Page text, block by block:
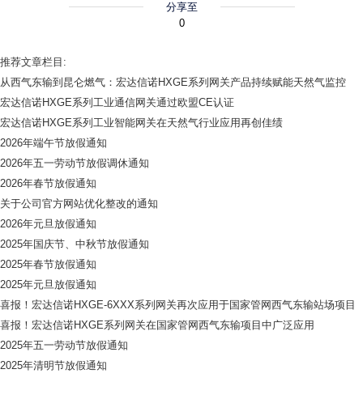
分享至
0
推荐文章栏目:
从西气东输到昆仑燃气：宏达信诺HXGE系列网关产品持续赋能天然气监控
宏达信诺HXGE系列工业通信网关通过欧盟CE认证
宏达信诺HXGE系列工业智能网关在天然气行业应用再创佳绩
2026年端午节放假通知
2026年五一劳动节放假调休通知
2026年春节放假通知
关于公司官方网站优化整改的通知
2026年元旦放假通知
2025年国庆节、中秋节放假通知
2025年春节放假通知
2025年元旦放假通知
喜报！宏达信诺HXGE-6XXX系列网关再次应用于国家管网西气东输站场项目
喜报！宏达信诺HXGE系列网关在国家管网西气东输项目中广泛应用
2025年五一劳动节放假通知
2025年清明节放假通知